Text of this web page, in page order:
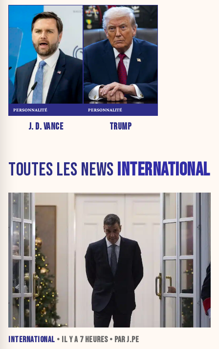
J. D. VANCE
PERSONNALITÉ
TRUMP
PERSONNALITÉ
TOUTES LES NEWS INTERNATIONAL
INTERNATIONAL • IL Y A 7 HEURES• PAR J.PE